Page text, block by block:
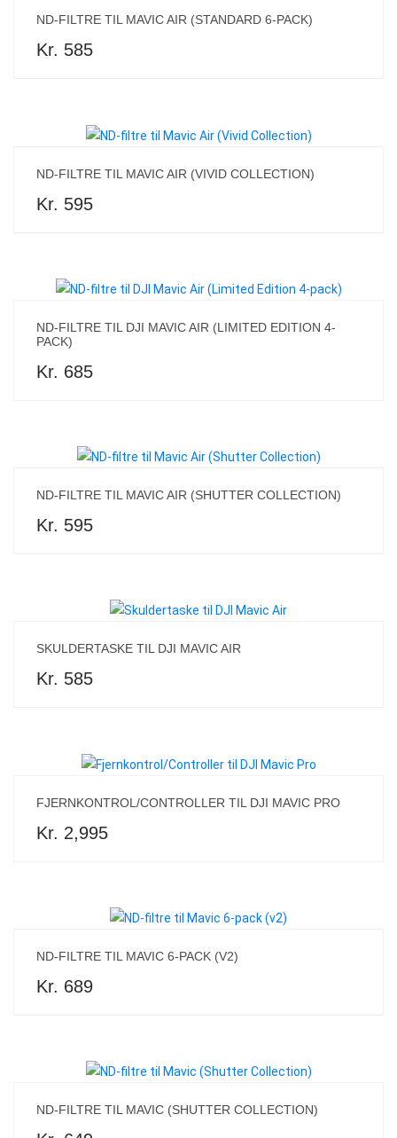
ND-FILTRE TIL MAVIC AIR (STANDARD 6-PACK)
Kr. 585
ND-FILTRE TIL MAVIC AIR (VIVID COLLECTION)
Kr. 595
ND-FILTRE TIL DJI MAVIC AIR (LIMITED EDITION 4-
PACK)
Kr. 685
ND-FILTRE TIL MAVIC AIR (SHUTTER COLLECTION)
Kr. 595
SKULDERTASKE TIL DJI MAVIC AIR
Kr. 585
FJERNKONTROL/CONTROLLER TIL DJI MAVIC PRO
Kr. 2,995
ND-FILTRE TIL MAVIC 6-PACK (V2)
Kr. 689
ND-FILTRE TIL MAVIC (SHUTTER COLLECTION)